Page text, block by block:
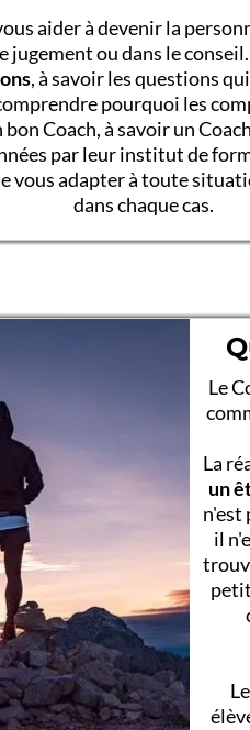
aider à devenir la
jugement ou dans le
, à savoir les questions
pourquoi les
Coach, à savoir un
par leur institut de
vous adapter à toute
dans chaque cas.
Le
La
un
n'est
il